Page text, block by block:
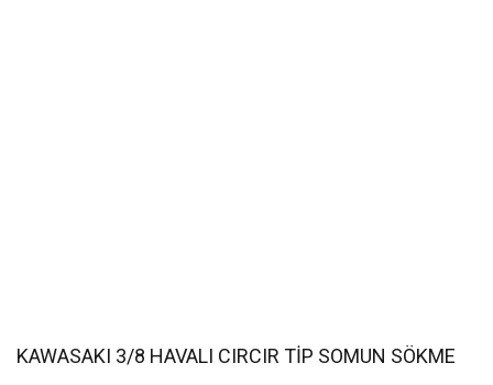
KAWASAKI 3/8 HAVALI CIRCIR TİP SOMUN SÖKME